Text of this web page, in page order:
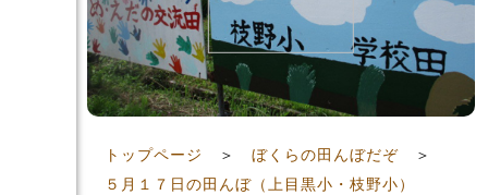
トップページ ＞ぼくらの田んぼだぞ ＞
５月１７日の田んぼ（上目黒小・枝野小）